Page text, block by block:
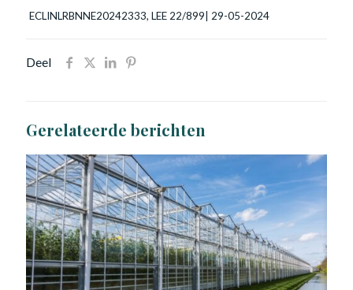
ECLINLRBNNE20242333, LEE 22/899| 29-05-2024
Deel
Gerelateerde berichten